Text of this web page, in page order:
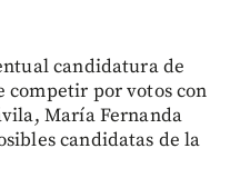
candidatura de
competir por votos con
María Fernanda
candidatas de la